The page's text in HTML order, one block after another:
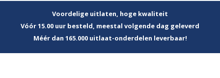
Voordelige uitlaten, hoge kwaliteit
Vóór 15.00 uur besteld, meestal volgende dag geleverd
Méér dan 165.000 uitlaat-onderdelen leverbaar!